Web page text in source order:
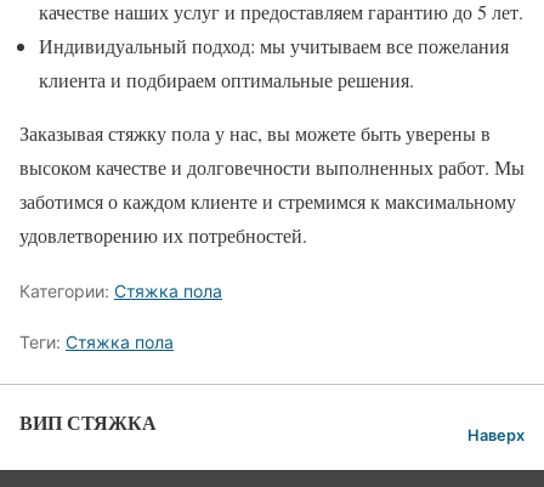
качестве наших услуг и предоставляем гарантию до 5 лет.
Индивидуальный подход: мы учитываем все пожелания
клиента и подбираем оптимальные решения.
Заказывая стяжку пола у нас, вы можете быть уверены в
высоком качестве и долговечности выполненных работ. Мы
заботимся о каждом клиенте и стремимся к максимальному
удовлетворению их потребностей.
Категории: Стяжка пола
Теги: Стяжка пола
ВИП СТЯЖКА Наверх